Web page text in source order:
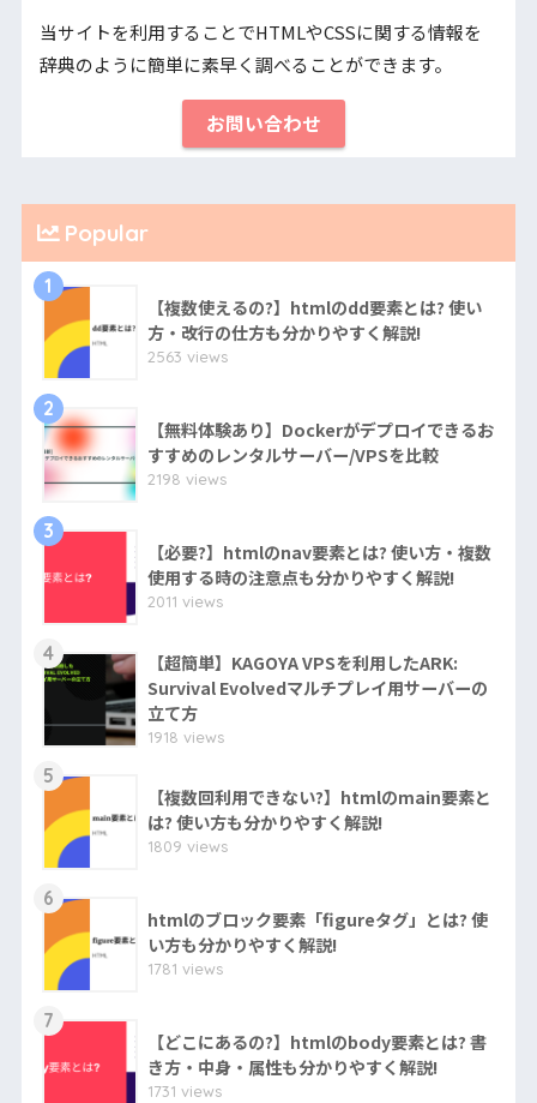
当サイトを利用することでHTMLやCSSに関する情報を
辞典のように簡単に素早く調べることができます。
お問い合わせ
Popular
1
【複数使えるの?】htmlのdd要素とは? 使い
方・改行の仕方も分かりやすく解説!
2563 views
2
【無料体験あり】Dockerがデプロイできるお
すすめのレンタルサーバー/VPSを比較
2198 views
3
【必要?】htmlのnav要素とは? 使い方・複数
使用する時の注意点も分かりやすく解説!
2011 views
4
【超簡単】KAGOYA VPSを利用したARK:
Survival Evolvedマルチプレイ用サーバーの
立て方
1918 views
5
【複数回利用できない?】htmlのmain要素と
は? 使い方も分かりやすく解説!
1809 views
6
htmlのブロック要素「figureタグ」とは? 使
い方も分かりやすく解説!
1781 views
7
【どこにあるの?】htmlのbody要素とは? 書
き方・中身・属性も分かりやすく解説!
1731 views